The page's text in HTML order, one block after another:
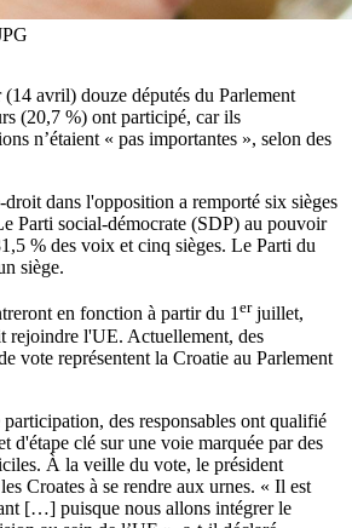
avril) douze députés du Parlement
(20,7 %) ont participé, car ils
n’étaient « pas importantes », selon des
dans l'opposition a remporté six sièges
Parti social-démocrate (SDP) au pouvoir
% des voix et cinq sièges. Le Parti du
siège.
en fonction à partir du 1erjuillet,
rejoindre l'UE. Actuellement, des
vote représentent la Croatie au Parlement
des responsables ont qualifié
d'étape clé sur une voie marquée par des
À la veille du vote, le président
Croates à se rendre aux urnes. « Il est
[…] puisque nous allons intégrer le